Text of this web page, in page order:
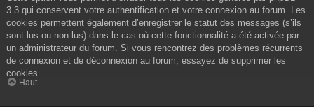
3.3 qui conservent votre authentification et votre connexion au forum. Les
cookies permettent également d’enregistrer le statut des messages (s’ils
sont lus ou non lus) dans le cas où cette fonctionnalité a été activée par
un administrateur du forum. Si vous rencontrez des problèmes récurrents
de connexion et de déconnexion au forum, essayez de supprimer les
cookies.
Haut